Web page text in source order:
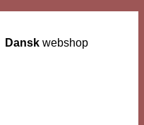
Dansk webshop